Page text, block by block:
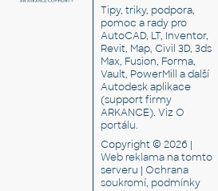
Tipy, triky, podpora,
pomoc a rady pro
AutoCAD, LT, Inventor,
Revit, Map, Civil 3D, 3ds
Max, Fusion, Forma,
Vault, PowerMill a další
Autodesk aplikace
(support firmy
ARKANCE). VizO
portálu.
Copyright © 2026 |
Web reklama na tomto
serveru |Ochrana
soukromí, podmínky